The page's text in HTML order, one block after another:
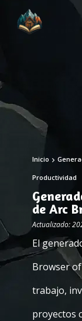
Inicio
Productividad
de Arc
Actualizado:
El
Browser
trabajo,
proyectos